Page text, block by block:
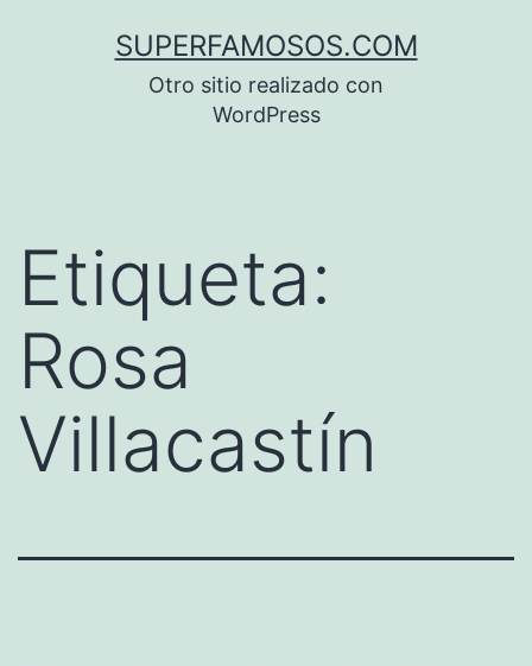
SUPERFAMOSOS.COM
Otro sitio realizado con
WordPress
Etiqueta:
Rosa
Villacastín